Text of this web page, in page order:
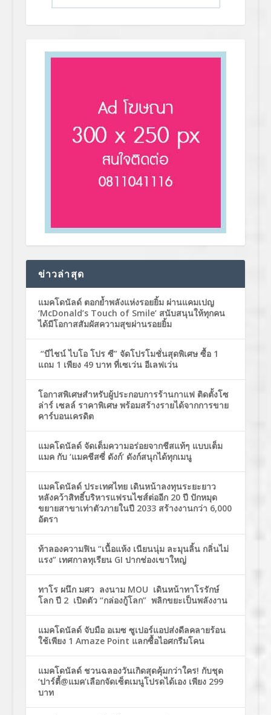
ข่าวล่าสุด
แมคโดนัลด์ ตอกย้ำพลังแห่งรอยยิ้ม ผ่านแคมเปญ
‘McDonald’s Touch of Smile’ สนับสนุนให้ทุกคน
ได้มีโอกาสสัมผัสความสุขผ่านรอยยิ้ม
“บีไชน์ ไบโอ โปร ซี” จัดโปรโมชั่นสุดพิเศษ ซื้อ 1
แถม 1 เพียง 49 บาท ที่เซเว่น อีเลฟเว่น
โอกาสพิเศษสำหรับผู้ประกอบการร้านกาแฟ ติดตั้งโซ
ล่าร์ เซลล์ ราคาพิเศษ พร้อมสร้างรายได้จากการขาย
คาร์บอนเครดิต
แมคโดนัลด์ จัดเต็มความอร่อยจากชีสแท้ๆ แบบเต็ม
แมค กับ ‘แมคชีสซี่ ดังก์’ ดังก์สนุกได้ทุกเมนู
แมคโดนัลด์ ประเทศไทย เดินหน้าลงทุนระยะยาว
หลังคว้าสิทธิ์บริหารแฟรนไชส์ต่ออีก 20 ปี ปักหมุด
ขยายสาขาเท่าตัวภายในปี 2033 สร้างงานกว่า 6,000
อัตรา
ท้าลองความฟิน “เนื้อแห้ง เนียนนุ่ม ละมุนลิ้น กลิ่นไม่
แรง” เทศกาลทุเรียน GI ปากช่องเขาใหญ่
ทาโร ผนึก มศว ลงนาม MOU เดินหน้าทาโรรักษ์
โลก ปี 2 เปิดตัว “กล่องกู้โลก” พลิกขยะเป็นพลังงาน
แมคโดนัลด์ จับมือ อเมซ ซูเปอร์แอปส่งดีลคลายร้อน
ใช้เพียง 1 Amaze Point แลกซื้อไอศกรีมโคน
แมคโดนัลด์ ชวนฉลองวันเกิดสุดคุ้มกว่าใคร! กับชุด
‘ปาร์ตี้@แมค’เลือกจัดเซ็ตเมนูโปรดได้เอง เพียง 299
บาท